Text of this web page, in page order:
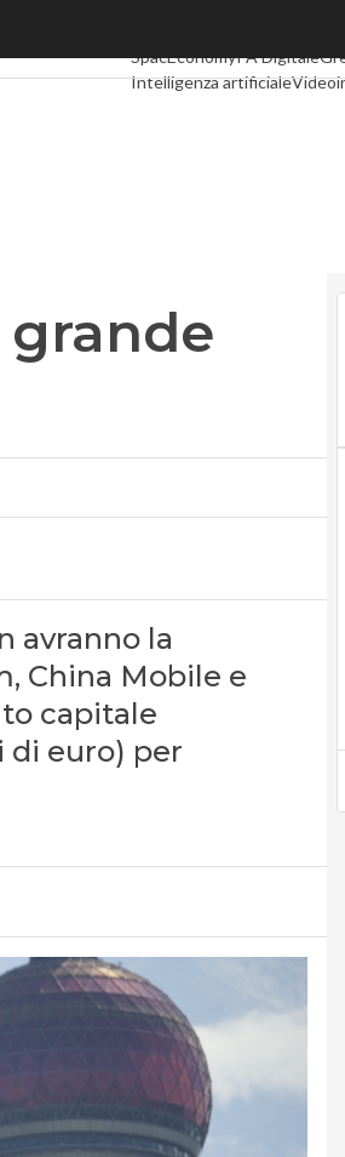
SpacEconomyPA Digitale
Intelligenza artificiale
grande
avranno la
China Mobile e
capitale
di euro) per